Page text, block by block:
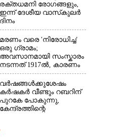
രക്തധമനി രോഗങ്ങളും,
ഇന്ന് ദേശീയ വാസ്‌കുലര്‍
ദിനം
മരണം വരെ 'നിരോധിച്ച'
ഒരു ഗ്രാമം;
അവസാനമായി സംസ്കാരം
നടന്നത് 1917ൽ, കാരണം
വർഷങ്ങൾക്കുശേഷം
കർഷകർ വീണ്ടും റബറിന്
പുറകേ പോകുന്നു,
കേന്ദ്രത്തിന്റെ